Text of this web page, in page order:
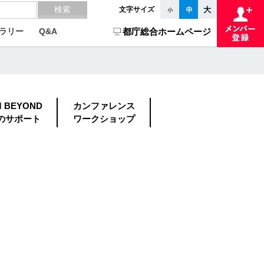
文字サイズ
リー Q&A 都庁総合ホームページ
BEYOND
サポート
カンファレンス
ワークショップ